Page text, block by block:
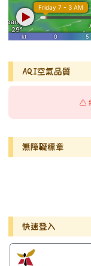
AQI空氣品質
⚠️
無障礙標章
右邊區域內容
快速登入